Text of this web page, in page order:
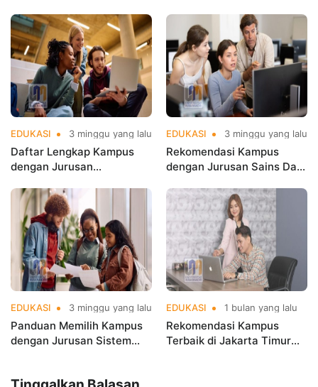
Populer
Karier Cemerlang
EDUKASI 3 minggu yang lalu
Daftar Lengkap Kampus
dengan Jurusan
Jakarta
EDUKASI 3 minggu yang lalu
Rekomendasi Kampus
dengan Jurusan Sains Data
Jakarta di Era Big Data
EDUKASI 3 minggu yang lalu
Panduan Memilih Kampus
dengan Jurusan Sistem
EDUKASI 1 bulan yang lalu
Rekomendasi Kampus
Terbaik di Jakarta Timur